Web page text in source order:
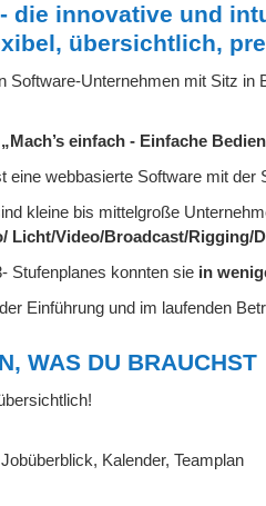
die innovative und
übersichtlich,
Software-Unternehmen mit Sitz in
„Mach’s einfach - Einfache
eine webbasierte Software mit
kleine bis mittelgroße
Licht/Video/Broadcast/Rigging/
Stufenplanes konnten sie in
Einführung und im laufenden
WAS DU BRAUCHST
Kalender, Teamplan